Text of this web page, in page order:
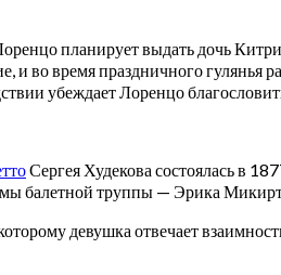
планирует выдать дочь
во время праздничного гулянья
убеждает Лоренцо
Сергея Худекова состоялась в
балетной труппы — Эрика
девушка отвечает